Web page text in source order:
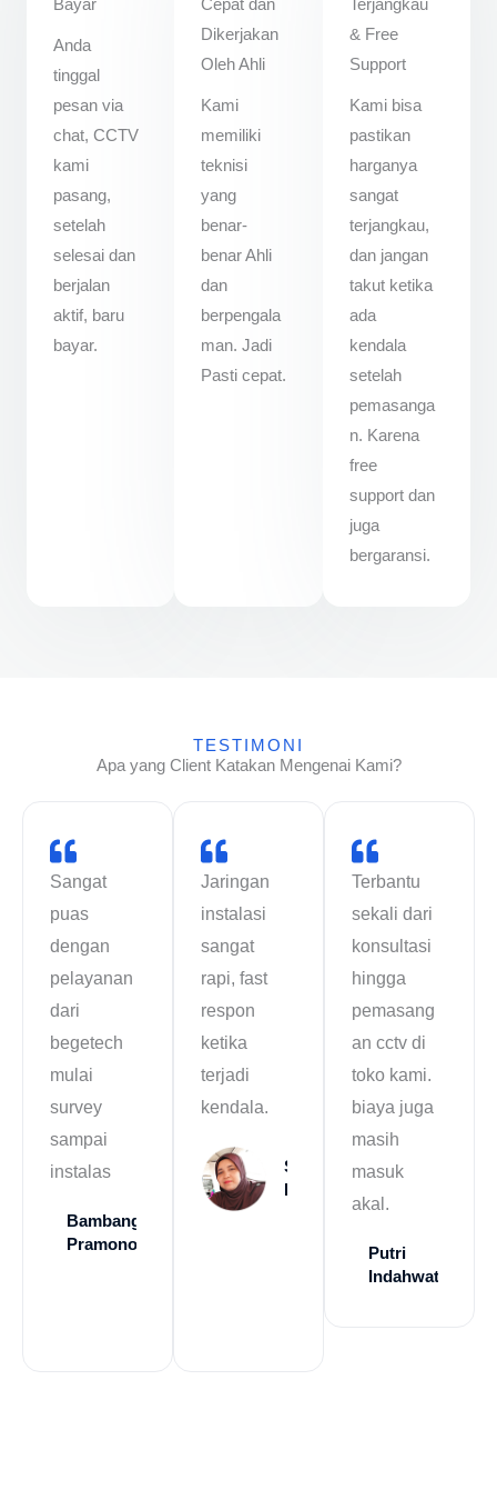
Bayar
Anda
tinggal
pesan via
chat, CCTV
kami
pasang,
setelah
selesai dan
berjalan
aktif, baru
bayar.
Cepat dan
Dikerjakan
Oleh Ahli
Kami
memiliki
teknisi
yang
benar-
benar Ahli
dan
berpengala
man. Jadi
Pasti cepat.
Terjangkau
& Free
Support
Kami bisa
pastikan
harganya
sangat
terjangkau,
dan jangan
takut ketika
ada
kendala
setelah
pemasanga
n. Karena
free
support dan
juga
bergaransi.
TESTIMONI
Apa yang Client Katakan Mengenai Kami?
Sangat
puas
dengan
pelayanan
dari
begetech
mulai
survey
sampai
instalas
Bambang
Pramono
Jaringan
instalasi
sangat
rapi, fast
respon
ketika
terjadi
kendala.
Siti
Terbantu
sekali dari
konsultasi
hingga
pemasang
an cctv di
toko kami.
biaya juga
masih
masuk
akal.
Putri
Indahwati